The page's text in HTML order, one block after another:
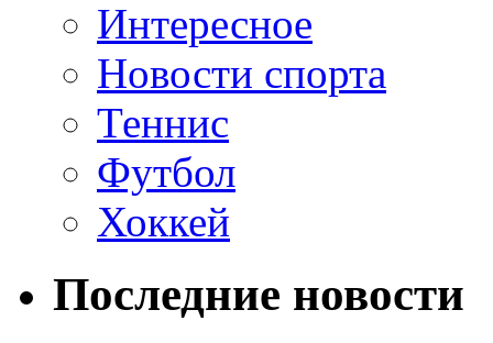
Интересное
Новости спорта
Теннис
Футбол
Хоккей
Последние новости